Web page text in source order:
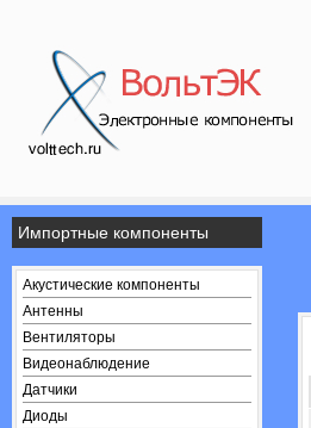
Импортные компоненты
Акустические компоненты
Антенны
Вентиляторы
Видеонаблюдение
Датчики
Диоды